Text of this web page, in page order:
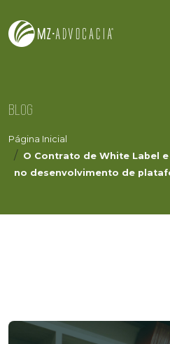
BLOG
Página Inicial
O Contrato de White Label
no desenvolvimento de